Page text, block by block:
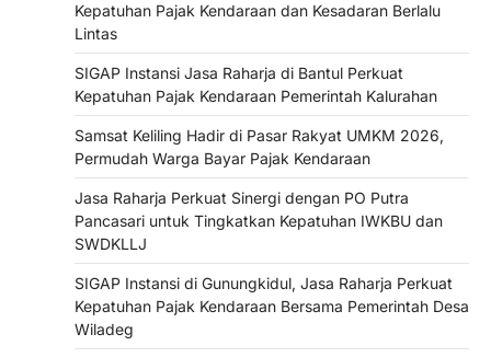
Kepatuhan Pajak Kendaraan dan Kesadaran Berlalu
Lintas
SIGAP Instansi Jasa Raharja di Bantul Perkuat
Kepatuhan Pajak Kendaraan Pemerintah Kalurahan
Samsat Keliling Hadir di Pasar Rakyat UMKM 2026,
Permudah Warga Bayar Pajak Kendaraan
Jasa Raharja Perkuat Sinergi dengan PO Putra
Pancasari untuk Tingkatkan Kepatuhan IWKBU dan
SWDKLLJ
SIGAP Instansi di Gunungkidul, Jasa Raharja Perkuat
Kepatuhan Pajak Kendaraan Bersama Pemerintah Desa
Wiladeg